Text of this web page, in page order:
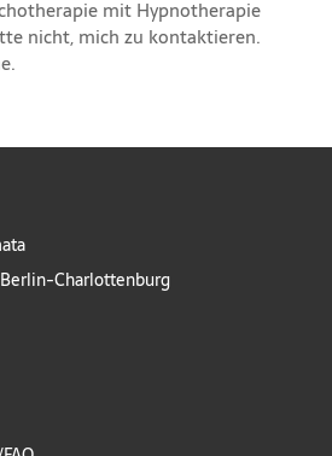
mitHypnotherapie
nicht, mich zu kontaktieren.
Charlottenburg